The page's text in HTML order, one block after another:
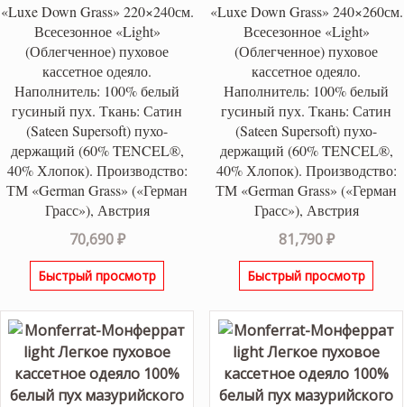
«Luxe Down Grass» 220×240см.
Всесезонное «Light»
(Облегченное) пуховое
кассетное одеяло.
Наполнитель: 100% белый
гусиный пух. Ткань: Сатин
(Sateen Supersoft) пухо-
держащий (60% TENCEL®,
40% Хлопок). Производство:
ТМ «German Grass» («Герман
Грасс»), Австрия
70,690₽
Быстрый просмотр
«Luxe Down Grass» 240×260см.
Всесезонное «Light»
(Облегченное) пуховое
кассетное одеяло.
Наполнитель: 100% белый
гусиный пух. Ткань: Сатин
(Sateen Supersoft) пухо-
держащий (60% TENCEL®,
40% Хлопок). Производство:
ТМ «German Grass» («Герман
Грасс»), Австрия
81,790₽
Быстрый просмотр